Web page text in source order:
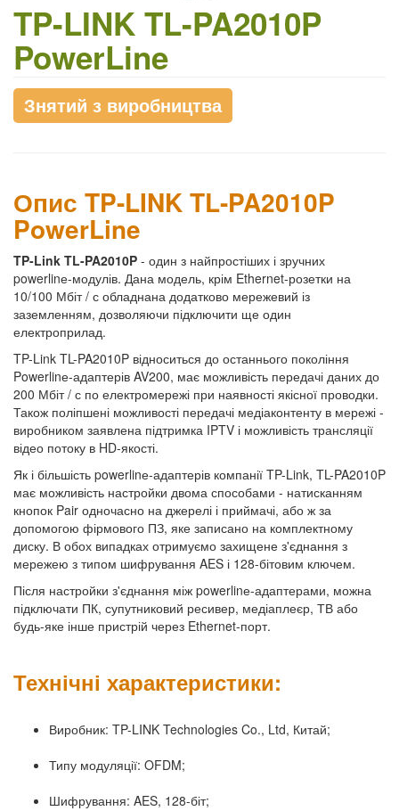
TP-LINK TL-PA2010P
PowerLine
Знятий з виробництва
Опис TP-LINK TL-PA2010P
PowerLine
TP-Link TL-PA2010P - один з найпростіших і зручних
powerlinе-модулів. Дана модель, крім Ethernet-розетки на
10/100 Мбіт / с обладнана додатково мережевий із
заземленням, дозволяючи підключити ще один
електроприлад.
TP-Link TL-PA2010P відноситься до останнього покоління
Powerlinе-адаптерів AV200, має можливість передачі даних до
200 Мбіт / с по електромережі при наявності якісної проводки.
Також поліпшені можливості передачі медіаконтенту в мережі -
виробником заявлена підтримка IPTV і можливість трансляції
відео потоку в HD-якості.
Як і більшість powerlinе-адаптерів компанії TP-Link, TL-PA2010P
має можливість настройки двома способами - натисканням
кнопок Pair одночасно на джерелі і приймачі, або ж за
допомогою фірмового ПЗ, яке записано на комплектному
диску. В обох випадках отримуємо захищене з'єднання з
мережею з типом шифрування AES і 128-бітовим ключем.
Після настройки з'єднання між powerlinе-адаптерами, можна
підключати ПК, супутниковий ресивер, медіаплеєр, ТВ або
будь-яке інше пристрій через Ethernet-порт.
Технічні характеристики:
Виробник: TP-LINK Technologies Co., Ltd, Китай;
Типу модуляції: OFDM;
Шифрування: AES, 128-біт;